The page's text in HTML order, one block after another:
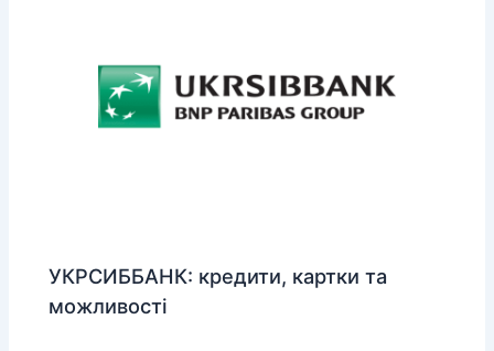
УКРСИББАНК: кредити, картки та
можливості